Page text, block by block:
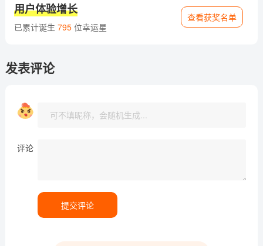
用户体验增长
已累计诞生 795位幸运星
查看获奖名单
发表评论
评论
提交评论